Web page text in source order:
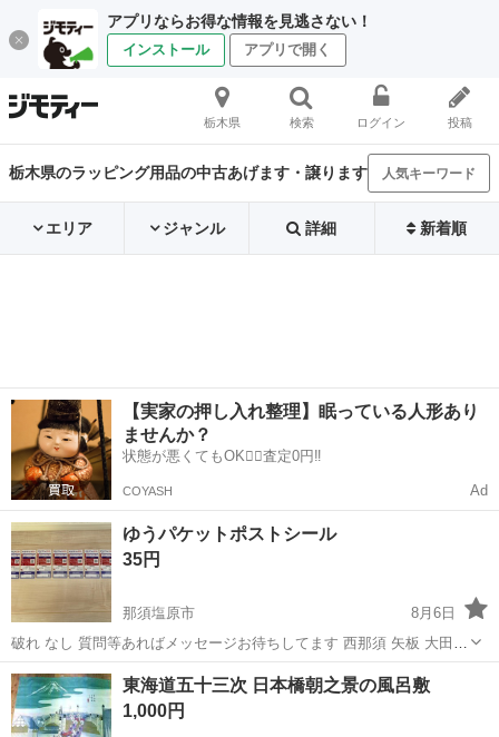
アプリならお得な情報を見逃さない！
インストール アプリで開く
栃木県 検索 ログイン 投稿
栃木県のラッピング用品の中古あげます・譲ります 人気キーワード
エリア ジャンル 詳細 新着順
【実家の押し入れ整理】眠っている人形あり
ませんか？
状態が悪くてもOK🙆‍♀️査定0円‼️
COYASH Ad
ゆうパケットポストシール
35円
那須塩原市
8月6日
破れ なし 質問等あればメッセージお待ちしてます 西那須 矢板 大田原
さくら市 宇都宮 どちらで取引ご希望かお伝えください 郵送は受け付
けてないです
栃木 那須塩原市 ラッピング用品 ゆうパケット
東海道五十三次 日本橋朝之景の風呂敷
1,000円